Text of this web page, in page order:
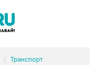
Транспорт